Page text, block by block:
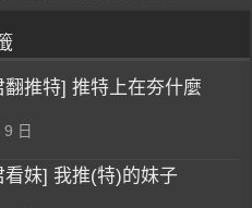
推特] 推特上在夯什麼
日
看妹] 我推(特)的妹子